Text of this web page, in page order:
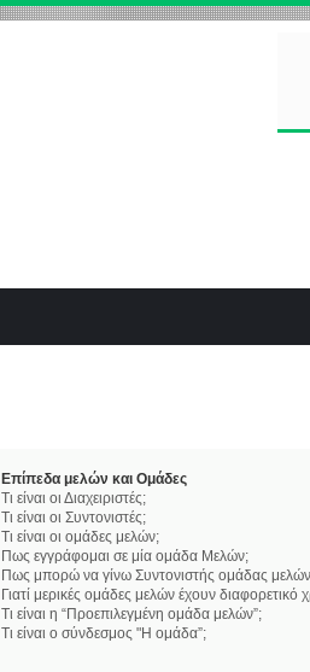
Επίπεδα μελών και Ομάδες
Τι είναι οι Διαχειριστές;
Τι είναι οι Συντονιστές;
Τι είναι οι ομάδες μελών;
Πως εγγράφομαι σε μία ομάδα Μελών;
Πως μπορώ να γίνω Συντονιστής ομάδας
Γιατί μερικές ομάδες μελών έχουν διαφορετικό
Τι είναι η “Προεπιλεγμένη ομάδα μελών”;
Τι είναι ο σύνδεσμος "Η ομάδα”;